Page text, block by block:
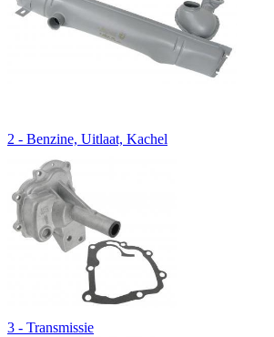
2 - Benzine, Uitlaat, Kachel
3 - Transmissie